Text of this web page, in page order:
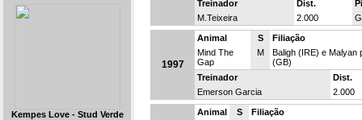
Kempes Love - Stud Verde
Treinador
Dist.
M.Teixeira
2.000
1997
Animal S
Filiação
Mind The
Gap
M
Baligh (IRE) e Malyan
(GB)
Treinador
Dist.
Emerson Garcia
2.000
Animal S
Filiação